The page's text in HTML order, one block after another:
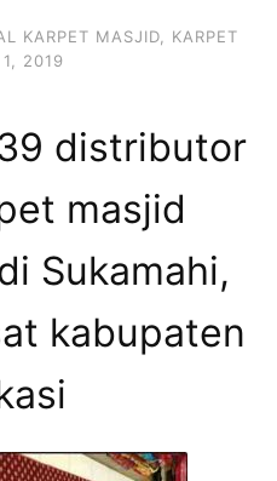
KARPET MASJID
KARPET
1, 2019
distributor
masjid
Sukamahi,
kabupaten